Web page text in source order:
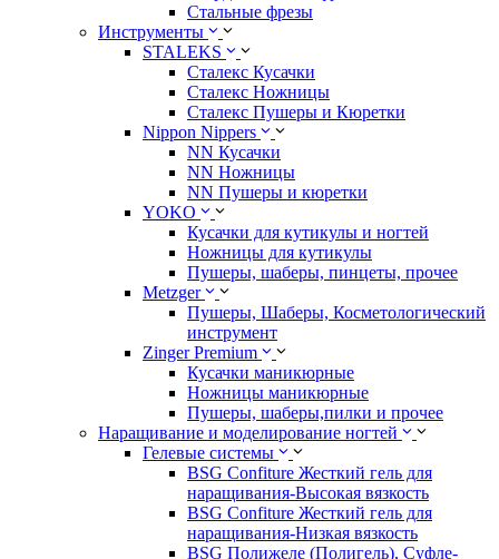
Стальные фрезы
Инструменты
STALEKS
Сталекс Кусачки
Сталекс Ножницы
Сталекс Пушеры и Кюретки
Nippon Nippers
NN Кусачки
NN Ножницы
NN Пушеры и кюретки
YOKO
Кусачки для кутикулы и ногтей
Ножницы для кутикулы
Пушеры, шаберы, пинцеты, прочее
Metzger
Пушеры, Шаберы, Косметологический
инструмент
Zinger Premium
Кусачки маникюрные
Ножницы маникюрные
Пушеры, шаберы,пилки и прочее
Наращивание и моделирование ногтей
Гелевые системы
BSG Confiture Жесткий гель для
наращивания-Высокая вязкость
BSG Confiture Жесткий гель для
наращивания-Низкая вязкость
BSG Полижеле (Полигель), Суфле-